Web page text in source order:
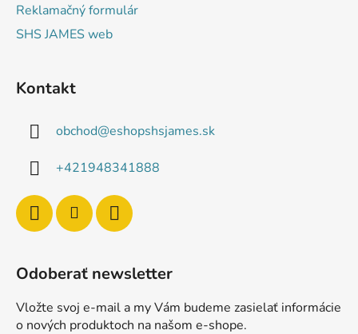
Reklamačný formulár
SHS JAMES web
Kontakt
obchod@eshopshsjames.sk
+421948341888
Odoberať newsletter
Vložte svoj e-mail a my Vám budeme zasielať informácie
o nových produktoch na našom e-shope.